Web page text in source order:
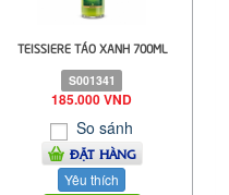
TEISSIERE TÁO XANH 700ML
S001341
185.000 VND
So sánh
ĐẶT HÀNG
Yêu thích